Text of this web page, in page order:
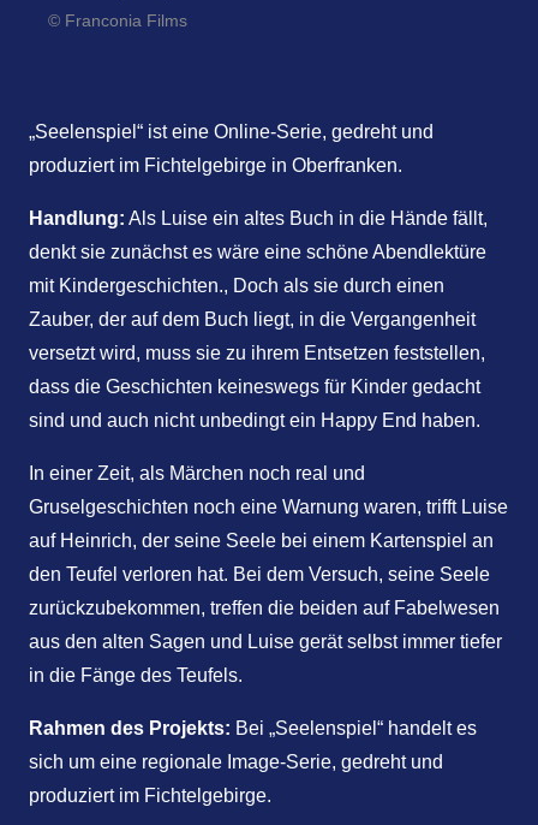
© Franconia Films
„Seelenspiel“ ist eine Online-Serie, gedreht und
produziert im Fichtelgebirge in Oberfranken.
Handlung: Als Luise ein altes Buch in die Hände fällt,
denkt sie zunächst es wäre eine schöne Abendlektüre
mit Kindergeschichten., Doch als sie durch einen
Zauber, der auf dem Buch liegt, in die Vergangenheit
versetzt wird, muss sie zu ihrem Entsetzen feststellen,
dass die Geschichten keineswegs für Kinder gedacht
sind und auch nicht unbedingt ein Happy End haben.
In einer Zeit, als Märchen noch real und
Gruselgeschichten noch eine Warnung waren, trifft Luise
auf Heinrich, der seine Seele bei einem Kartenspiel an
den Teufel verloren hat. Bei dem Versuch, seine Seele
zurückzubekommen, treffen die beiden auf Fabelwesen
aus den alten Sagen und Luise gerät selbst immer tiefer
in die Fänge des Teufels.
Rahmen des Projekts: Bei „Seelenspiel“ handelt es
sich um eine regionale Image-Serie, gedreht und
produziert im Fichtelgebirge.